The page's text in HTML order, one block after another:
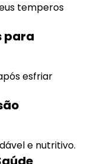
temperos
para
esfriar
e nutritivo.